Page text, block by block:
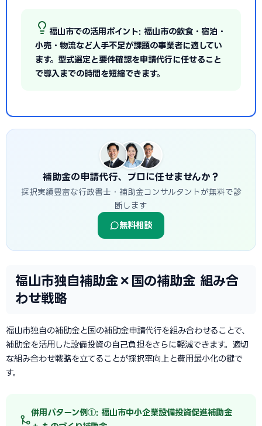
福山市での活用ポイント: 福山市の飲食・宿泊・
小売・物流など人手不足が課題の事業者に適してい
ます。型式選定と要件確認を申請代行に任せること
で導入までの時間を短縮できます。
補助金の申請代行、プロに任せませんか？
採択実績豊富な行政書士・補助金コンサルタントが無料で診
断します
無料相談
福山市独自補助金×国の補助金 組み合
わせ戦略
福山市独自の補助金と国の補助金申請代行を組み合わせることで、
補助金を活用した設備投資の自己負担をさらに軽減できます。適切
な組み合わせ戦略を立てることが採択率向上と費用最小化の鍵で
す。
併用パターン例①: 福山市中小企業設備投資促進補助金